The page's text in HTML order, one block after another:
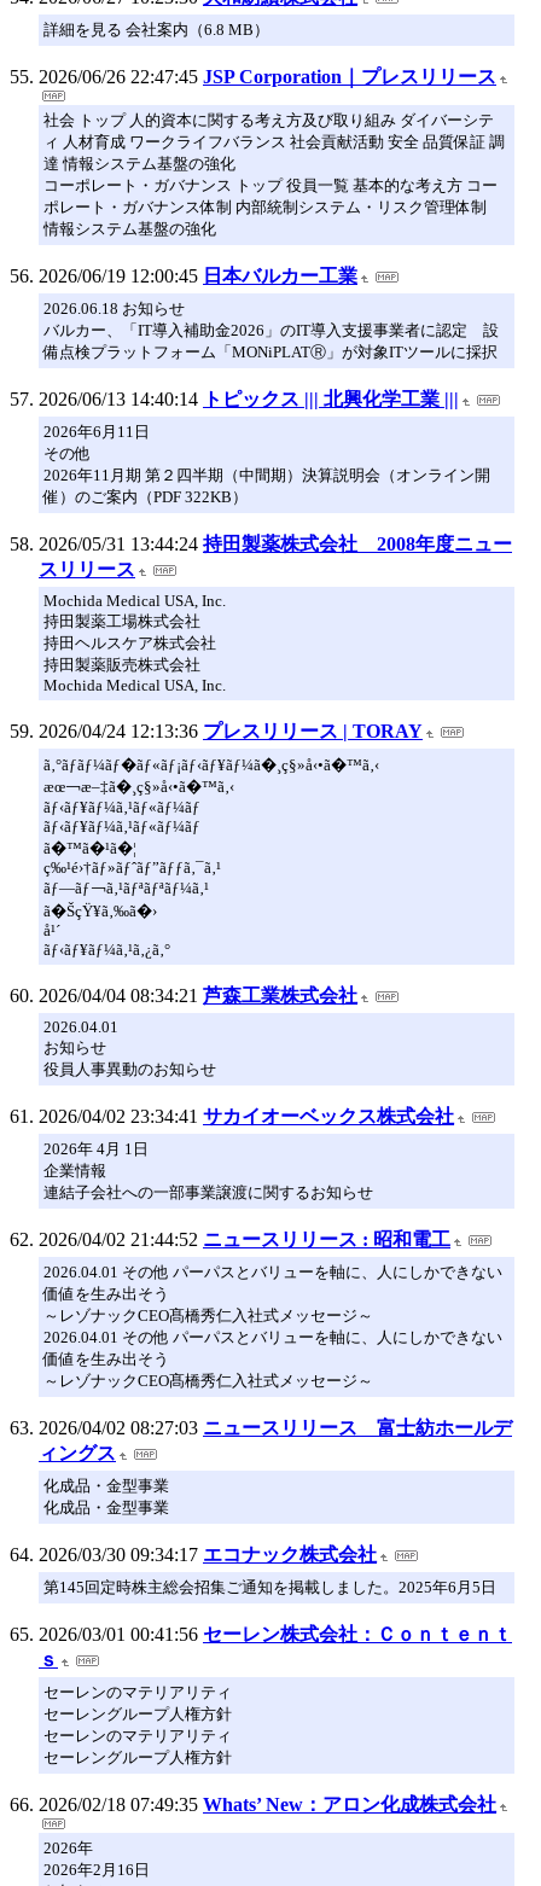
詳細を見る 会社案内（6.8 MB）
2026/06/26 22:47:45 JSP Corporation｜プレスリリース
社会 トップ 人的資本に関する考え方及び取り組み ダイバーシテ
ィ 人材育成 ワークライフバランス 社会貢献活動 安全 品質保証 調
達 情報システム基盤の強化
コーポレート・ガバナンス トップ 役員一覧 基本的な考え方 コー
ポレート・ガバナンス体制 内部統制システム・リスク管理体制
情報システム基盤の強化
2026/06/19 12:00:45 日本バルカー工業
2026.06.18 お知らせ
バルカー、「IT導入補助金2026」のIT導入支援事業者に認定 設
備点検プラットフォーム「MONiPLATⓇ」が対象ITツールに採択
2026/06/13 14:40:14 トピックス ||| 北興化学工業 |||
2026年6月11日
その他
2026年11月期 第２四半期（中間期）決算説明会（オンライン開
催）のご案内（PDF 322KB）
2026/05/31 13:44:24 持田製薬株式会社 2008年度ニュー
スリリース
Mochida Medical USA, Inc.
持田製薬工場株式会社
持田ヘルスケア株式会社
持田製薬販売株式会社
Mochida Medical USA, Inc.
2026/04/24 12:13:36 プレスリリース | TORAY
ã‚°ãƒ­ãƒ¼ãƒ�ãƒ«ãƒ¡ãƒ‹ãƒ¥ãƒ¼ã�¸ç§»å‹•ã�™ã‚‹
æœ￢æ–‡ã�¸ç§»å‹•ã�™ã‚‹
ãƒ‹ãƒ¥ãƒ¼ã‚¹ãƒ«ãƒ¼ãƒ
ãƒ‹ãƒ¥ãƒ¼ã‚¹ãƒ«ãƒ¼ãƒ
ã�™ã�¹ã�¦
ç‰¹é›†ãƒ»ãƒˆãƒ”ãƒƒã‚¯ã‚¹
ãƒ—ãƒ￢ã‚¹ãƒªãƒªãƒ¼ã‚¹
ã�ŠçŸ¥ã‚‰ã�›
å¹´
ãƒ‹ãƒ¥ãƒ¼ã‚¹ã‚¿ã‚°
2026/04/04 08:34:21 芦森工業株式会社
2026.04.01
お知らせ
役員人事異動のお知らせ
2026/04/02 23:34:41 サカイオーベックス株式会社
2026年 4月 1日
企業情報
連結子会社への一部事業譲渡に関するお知らせ
2026/04/02 21:44:52 ニュースリリース : 昭和電工
2026.04.01 その他 パーパスとバリューを軸に、人にしかできない
価値を生み出そう
～レゾナックCEO髙橋秀仁入社式メッセージ～
2026.04.01 その他 パーパスとバリューを軸に、人にしかできない
価値を生み出そう
～レゾナックCEO髙橋秀仁入社式メッセージ～
2026/04/02 08:27:03 ニュースリリース 富士紡ホールデ
ィングス
化成品・金型事業
化成品・金型事業
2026/03/30 09:34:17 エコナック株式会社
第145回定時株主総会招集ご通知を掲載しました。2025年6月5日
2026/03/01 00:41:56 セーレン株式会社：Ｃｏｎｔｅｎｔ
ｓ
セーレンのマテリアリティ
セーレングループ人権方針
セーレンのマテリアリティ
セーレングループ人権方針
2026/02/18 07:49:35 Whats’ New：アロン化成株式会社
2026年
2026年2月16日